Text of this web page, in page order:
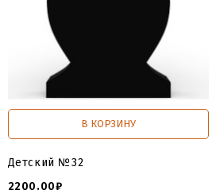
В КОРЗИНУ
Детский №32
2200.00₽